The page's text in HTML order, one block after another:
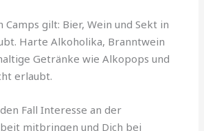
Camps gilt: Bier, Wein und Sekt in
Harte Alkoholika, Branntwein
Getränke wie Alkopops und
erlaubt.
Fall Interesse an der
mitbringen und Dich bei